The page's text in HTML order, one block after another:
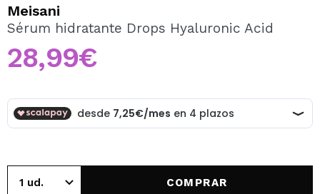
Al crear una cuenta en Maquillalia.com podrás realizar
tus compras rápidamente, revisar el estado de tus
pedidos y consultar tus operaciones anteriores.
CREAR CUENTA
Meisani
Sérum hidratante Drops Hyaluronic Acid
28,99€
COMPRAR